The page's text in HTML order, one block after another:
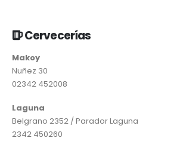
Cervecerías
Makoy
Nuñez 30
02342 452008
Laguna
Belgrano 2352 / Parador Laguna
2342 450260